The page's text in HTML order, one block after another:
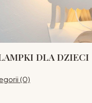
DLA DZIECI
(0)